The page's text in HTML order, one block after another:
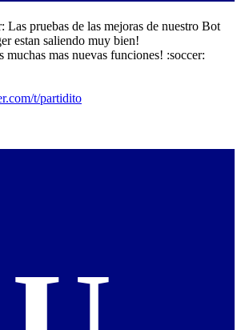
Las pruebas de las mejoras de nuestro Bot
estan saliendo muy bien!
mas nuevas funciones! :soccer:
t/partidito